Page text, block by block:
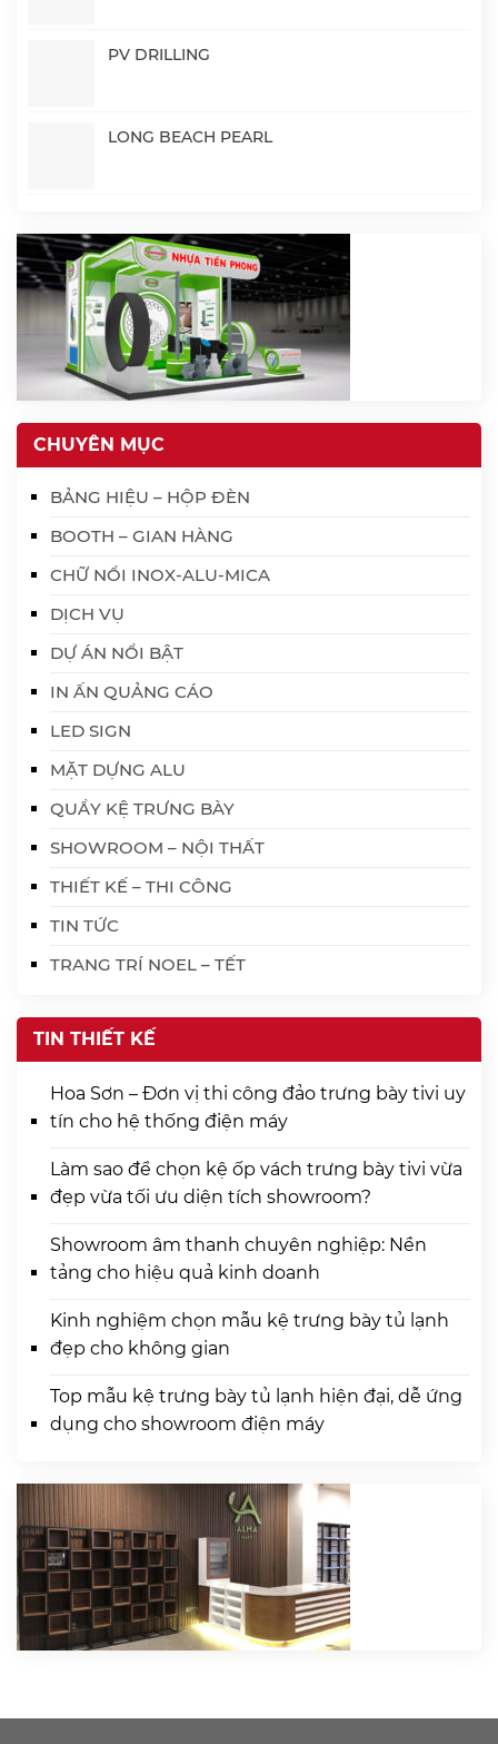
PV DRILLING
LONG BEACH PEARL
CHUYÊN MỤC
BẢNG HIỆU – HỘP ĐÈN
BOOTH – GIAN HÀNG
CHỮ NỔI INOX-ALU-MICA
DỊCH VỤ
DỰ ÁN NỔI BẬT
IN ẤN QUẢNG CÁO
LED SIGN
MẶT DỰNG ALU
QUẦY KỆ TRƯNG BÀY
SHOWROOM – NỘI THẤT
THIẾT KẾ – THI CÔNG
TIN TỨC
TRANG TRÍ NOEL – TẾT
TIN THIẾT KẾ
Hoa Sơn – Đơn vị thi công đảo trưng bày tivi uy
tín cho hệ thống điện máy
Làm sao để chọn kệ ốp vách trưng bày tivi vừa
đẹp vừa tối ưu diện tích showroom?
Showroom âm thanh chuyên nghiệp: Nền
tảng cho hiệu quả kinh doanh
Kinh nghiệm chọn mẫu kệ trưng bày tủ lạnh
đẹp cho không gian
Top mẫu kệ trưng bày tủ lạnh hiện đại, dễ ứng
dụng cho showroom điện máy